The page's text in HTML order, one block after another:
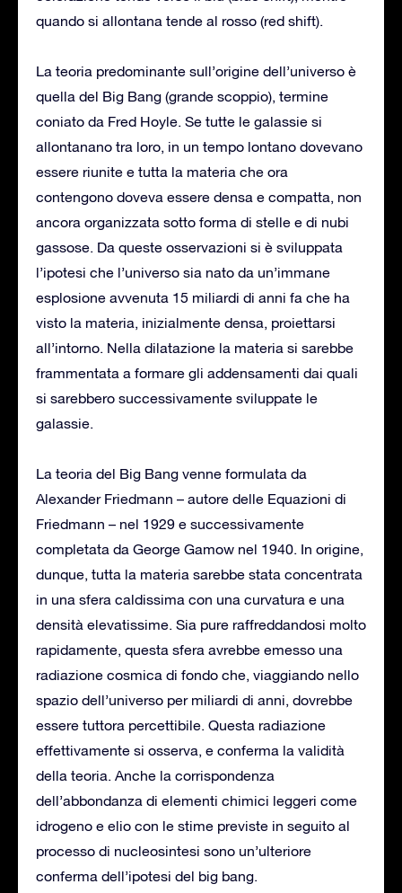
quando si allontana tende al rosso (red shift).
La teoria predominante sull’origine dell’universo è
quella del Big Bang (grande scoppio), termine
coniato da Fred Hoyle. Se tutte le galassie si
allontanano tra loro, in un tempo lontano dovevano
essere riunite e tutta la materia che ora
contengono doveva essere densa e compatta, non
ancora organizzata sotto forma di stelle e di nubi
gassose. Da queste osservazioni si è sviluppata
l’ipotesi che l’universo sia nato da un’immane
esplosione avvenuta 15 miliardi di anni fa che ha
visto la materia, inizialmente densa, proiettarsi
all’intorno. Nella dilatazione la materia si sarebbe
frammentata a formare gli addensamenti dai quali
si sarebbero successivamente sviluppate le
galassie.
La teoria del Big Bang venne formulata da
Alexander Friedmann – autore delle Equazioni di
Friedmann – nel 1929 e successivamente
completata da George Gamow nel 1940. In origine,
dunque, tutta la materia sarebbe stata concentrata
in una sfera caldissima con una curvatura e una
densità elevatissime. Sia pure raffreddandosi molto
rapidamente, questa sfera avrebbe emesso una
radiazione cosmica di fondo che, viaggiando nello
spazio dell’universo per miliardi di anni, dovrebbe
essere tuttora percettibile. Questa radiazione
effettivamente si osserva, e conferma la validità
della teoria. Anche la corrispondenza
dell’abbondanza di elementi chimici leggeri come
idrogeno e elio con le stime previste in seguito al
processo di nucleosintesi sono un’ulteriore
conferma dell’ipotesi del big bang.